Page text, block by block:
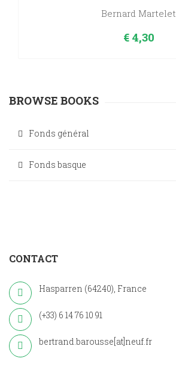
Bernard Martelet
€4,30
BROWSE BOOKS
Fonds général
Fonds basque
CONTACT
Hasparren (64240), France
(+33) 6 14 76 10 91
bertrand.barousse[at]neuf.fr